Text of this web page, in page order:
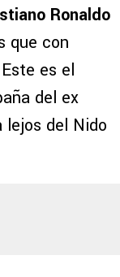
Ronaldo
que con
es el
del ex
lejos del Nido